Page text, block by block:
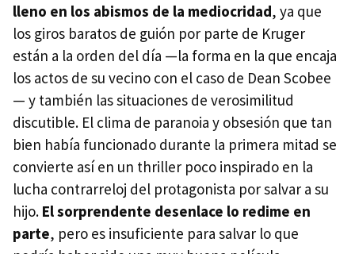
lleno en los abismos de la mediocridad, ya que
los giros baratos de guión por parte de Kruger
están a la orden del día —la forma en la que encaja
los actos de su vecino con el caso de Dean Scobee
— y también las situaciones de verosimilitud
discutible. El clima de paranoia y obsesión que tan
bien había funcionado durante la primera mitad se
convierte así en un thriller poco inspirado en la
lucha contrarreloj del protagonista por salvar a su
hijo. El sorprendente desenlace lo redime en
parte, pero es insuficiente para salvar lo que